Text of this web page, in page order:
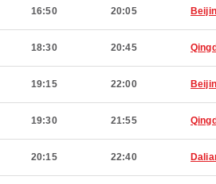
16:50 20:05
18:30 20:45
19:15 22:00
19:30 21:55
20:15 22:40